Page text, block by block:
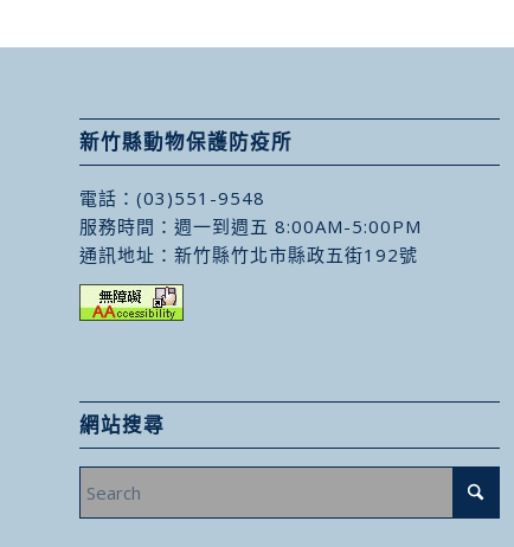
新竹縣動物保護防疫所
電話： (03)551-9548
服務時間：週一到週五 8:00AM-5:00PM
通訊地址： 新竹縣竹北市縣政五街192號
網站搜尋